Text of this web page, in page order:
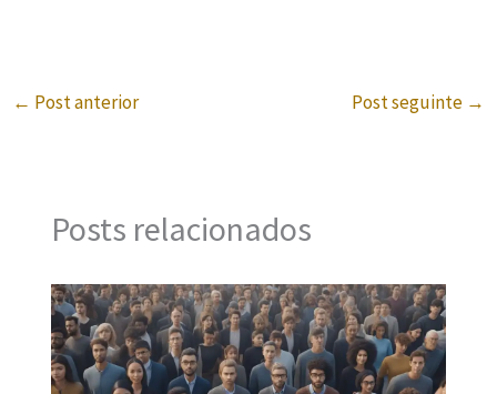
← Post anterior Post seguinte →
Posts relacionados